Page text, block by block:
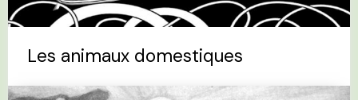
Les animaux domestiques